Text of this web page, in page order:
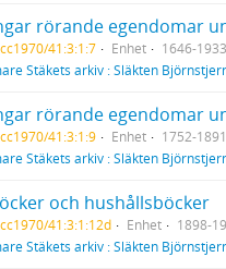
rörande egendomar
41:3:1:7 Enhet
1646-1933
Stäkets arkiv : Släkten
rörande egendomar
41:3:1:9 Enhet
1752-1891
Stäkets arkiv : Släkten
och hushållsböcker
41:3:1:12d Enhet
1898-
Stäkets arkiv : Släkten